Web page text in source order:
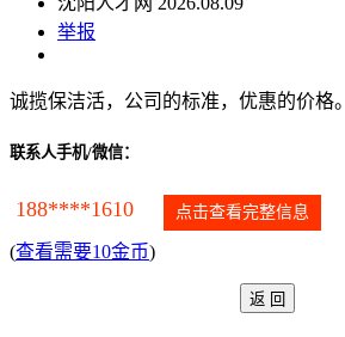
举报
诚揽保洁活，公司的标准，优惠的价格。
联系人手机/微信：
188****1610 点击查看完整信息
(查看需要10金币)